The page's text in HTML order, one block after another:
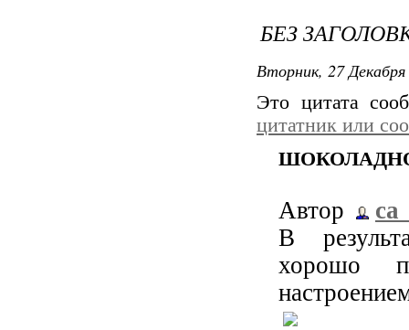
БЕЗ
Вторник, 27
Это цитата
цитатник или
Автор
В
хорошо